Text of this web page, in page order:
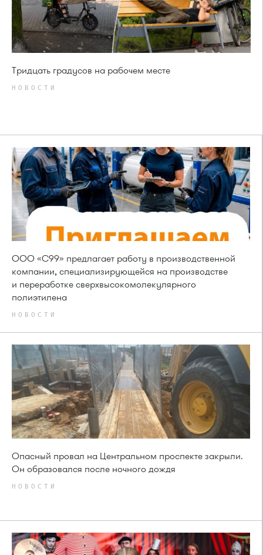
Тридцать градусов на рабочем месте
НОВОСТИ
ООО «С99» предлагает работу в производственной
компании, специализирующейся на производстве
и переработке сверхвысокомолекулярного
полиэтилена
НОВОСТИ
Опасный провал на Центральном проспекте закрыли.
Он образовался после ночного дождя
НОВОСТИ